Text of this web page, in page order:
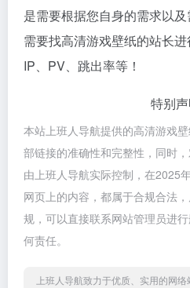
是需要根据您自身的需求以
需要找高清游戏壁纸的站长
IP、PV、跳出率等！
特别
本站上班人导航提供的高清游戏
部链接的准确性和完整性，同时
由上班人导航实际控制，在2025
网页上的内容，都属于合规合法
规，可以直接联系网站管理员进
何责任。
上班人导航致力于优质、实用的网